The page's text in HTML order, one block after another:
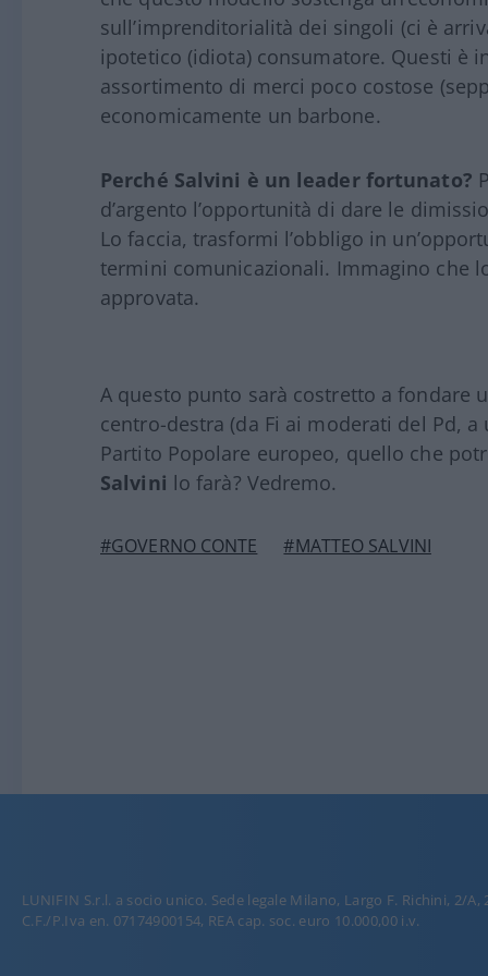
sull’imprenditorialità dei singoli (ci è
ipotetico (idiota) consumatore. Questi è
assortimento di merci poco costose
economicamente un barbone.
Perché Salvini è un leader fortunato?
d’argento l’opportunità di dare le
Lo faccia, trasformi l’obbligo in
termini comunicazionali. Immagino che
approvata.
A questo punto sarà costretto a fondare
centro-destra (da Fi ai moderati del Pd,
Partito Popolare europeo, quello che
Salvini lo farà? Vedremo.
#GOVERNO CONTE #MATTEO SALVINI
LUNIFIN S.r.l. a socio unico. Sede legale Milano, Largo F. Richini, 2/A,
C.F./P.Iva en. 07174900154, REA cap. soc. euro 10.000,00 i.v.